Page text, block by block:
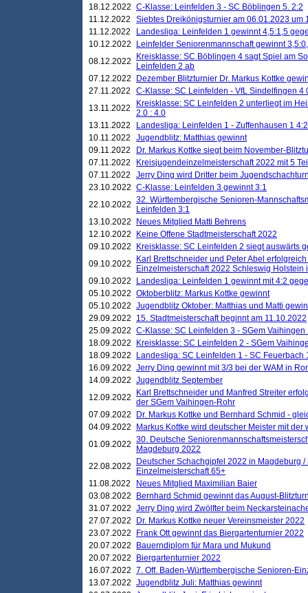
18.12.2022 C-Klasse: Leinfelden 3 - SC Böblingen 5. 2:2
11.12.2022
Siebtes Dreikönigsturnier am 06.01.2023 um
11.12.2022
Landesliga: Leinfelden 1 gewinnt 4,5:1,5
10.12.2022
Leinfelder Seniorenmannschaft gewinnt
08.12.2022
Kreisklasse: SC Böblingen 4 sagt Spiel am
Leinfelden 2 ab
07.12.2022
Dezember Blitzturnier Dr. Markus Kottke
27.11.2022
C-Klasse: SC Leinfelden - VfL Sindelfingen 4
13.11.2022
Kreisklasse: SC Leinfelden 2 unterliegt im
2.0 : 4.0
13.11.2022
Landesliga: Leinfelden 1 - Zuffenhausen 1 4:2
10.11.2022
Jugendblitz: Matthias gewinnt
09.11.2022
Dr. Markus Kottke siegt beim November-
07.11.2022
Kreisjugendeinzelmeisterschaft 2022 mit 5
07.11.2022
Jerry Ding wird Dritter beim
23.10.2022 C-Klasse: Leinfelden 3 gewinnt 3:1
22.10.2022 32. Württembergische Senioren-
Leinfelden 3:1
13.10.2022
Neues Mitglied Matti Behrens
12.10.2022
Keine Offene Stadtmeisterschaft 2022
09.10.2022
Kreisklasse: SC Leinfelden 2 siegt auswärts
09.10.2022
Karl Brettschneider und Peter Abel
Einzelmeisterschaft 2022 Schleswig Holstein
09.10.2022
Landesliga: Leinfelden 1 gewinnt mit 4:2
05.10.2022 Oktoberblitz: Markus Kottke gewinnt
05.10.2022 Jugendblitz Oktober: Matthias und Matti
29.09.2022
15. Stadtmeisterschaft beginnt am 11.10.2022
25.09.2022 C-Klasse: SC Leinfelden 3 - SGem Vaihingen
18.09.2022
Kreisklasse: SC Leinfelden 2 - SGem
18.09.2022
Landesliga: SC Leinfelden 1 - SC Feuerbach
16.09.2022 Jerry Ding gewinnt mit 3/3 bei der WAM in
14.09.2022 Jugendblitz September
12.09.2022
Karl Brettschneider und Manfred Streiter
der SGem Vaihingen-Rohr
07.09.2022
Dr. Markus Kottke und Bernhard Schmid -
04.09.2022
Markus Kottke wird deutscher Meister mit
01.09.2022 30. Deutsche
Magdeburg 2022
22.08.2022
Deutscher Schachgipfel 2022 in Magdeburg
Einzelmeisterschaft 65+
11.08.2022
Neues Mitglied Maximilian Baier
03.08.2022
Bernhard Schmid gewinnt das August-
31.07.2022 Jerry Ding wird Zwölfter beim
27.07.2022
Dr. Markus Kottke neuer Vereinsmeister 2022
23.07.2022
Frank Ott gewinnt das Biergartenturnier 2022
20.07.2022
Bauerndiplom für Mara und Mukund
20.07.2022
Biergartenturnier 2022
16.07.2022 7. Off. Baden-Württembergische Senioren-
13.07.2022 Jugendblitz Juli: Matthias gewinnt